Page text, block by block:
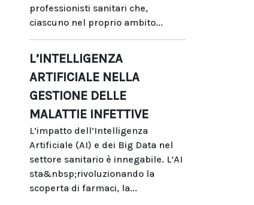
professionisti sanitari che,
ciascuno nel proprio ambito...
L’INTELLIGENZA
ARTIFICIALE NELLA
GESTIONE DELLE
MALATTIE INFETTIVE
L’impatto dell’Intelligenza
Artificiale (AI) e dei Big Data nel
settore sanitario è innegabile. L’AI
sta&nbsp;rivoluzionando la
scoperta di farmaci, la...